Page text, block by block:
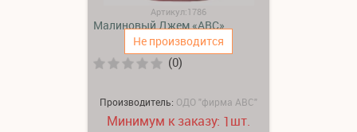
Не производится
Артикул:1786
Малиновый Джем «АВС»
(0)
Производитель: ОДО "фирма АВС"
Минимум к заказу: 1шт.